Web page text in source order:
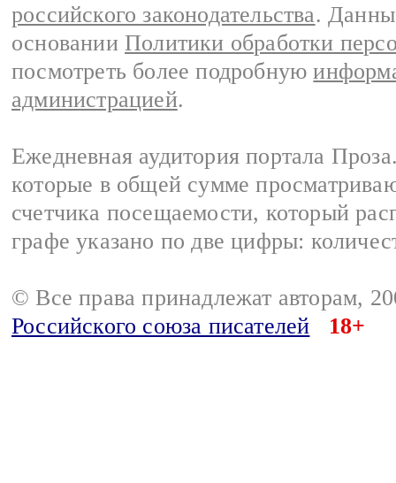
российского законодательства.
основании Политики обработки
посмотреть более подробную
администрацией.
Ежедневная аудитория портала
которые в общей сумме
счетчика посещаемости, который
графе указано по две цифры:
© Все права принадлежат авторам,
Российского союза писателей
18+